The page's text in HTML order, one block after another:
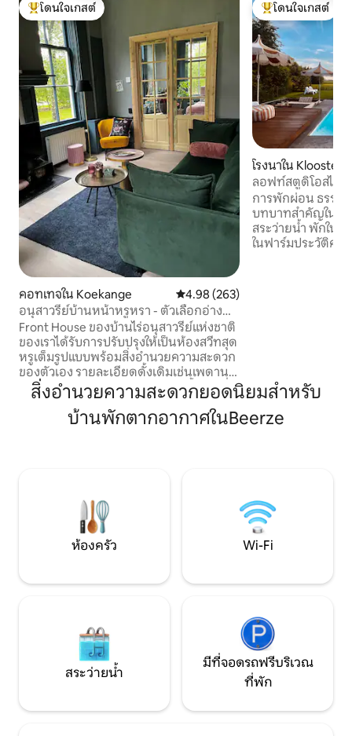
โดนใจเกสต์ที่สุด
โดนใจเกสต์
คอทเทจใน Koekange คะแนนเฉลี่ย 4.98 จาก 5, 263 รีวิว
4.98 (263)
อนุสาวรีย์บ้านหน้าหรูหรา - ตัวเลือกอ่างน้ำ
ร้อนและซาวน่า
Front House ของบ้านไร่อนุสาวรีย์แห่งชาติ
ของเราได้รับการปรับปรุงให้เป็นห้องสวีทสุด
หรูเต็มรูปแบบพร้อมสิ่งอำนวยความสะดวก
ของตัวเอง รายละเอียดดั้งเดิมเช่นเพดาน
สูงผนังเตียงและแม้แต่เตียงนอนดั้งเดิมที่
คุณสามารถนอนได้ได้รับการอนุรักษ์ไว้
พื้นที่ไม่น้อยกว่า 65 ตารางเมตรพร้อมห้อง
แจ้งโดยมีค่าใช้จ่ายเพิ่มเติม คุณสามารถ
ผ่อนคลายได้อย่างยอดเยี่ยม
โดนใจเกสต์ที่สุด
โดนใจเกสต์
โรงนาใน
ลอฟท์สตูดิโอสไต
ธรรมชาติ + สระว่า
การพักผ่อน ธรรมช
บทบาทสำคัญในที่
สระว่ายน้ำ พักใน
ในฟาร์มประวัติศา
Kloosterhaar!
สิ่งอำนวยความสะดวกยอดนิยมสำหรับ
บ้านพักตากอากาศในBeerze
ห้องครัว Wi-Fi
สระว่ายน้ำ
มีที่จอดรถฟรีบริเวณ
ที่พัก